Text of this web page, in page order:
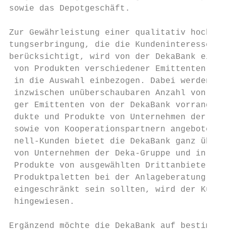
sowie das Depotgeschäft.
Zur Gewährleistung einer qualitativ
tungserbringung, die die Kundeninteressen
­berücksichtigt, wird von der DekaBank
von Produkten verschiedener Emittenten
in die Auswahl einbezogen. Dabei werden
inzwischen unüberschaubaren Anzahl
ger Emittenten von der DekaBank
dukte und Produkte von Unternehmen
sowie von Kooperationspartnern
nell-Kunden bietet die DekaBank ganz
von Unternehmen der Deka-Gruppe und
Produkte von ausgewählten
Produktpaletten bei der Anlageberatung
eingeschränkt sein sollten, wird der
hingewiesen.
Ergänzend möchte die DekaBank auf